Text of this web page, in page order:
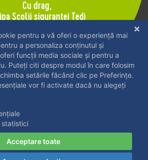
Cu drag,
Şcolii siguranţei Tedi
pe stradă şi traversarea